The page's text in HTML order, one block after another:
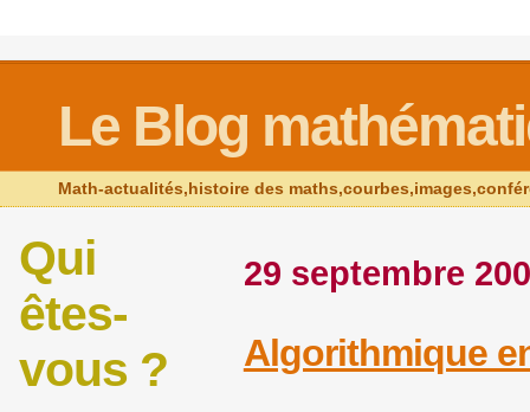
Le Blog
Math-actualités,histoire des
29 septembre
Algorithmique
Qui
êtes-
vous ?